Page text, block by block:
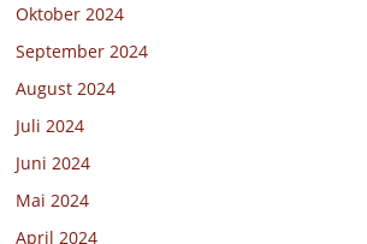
Oktober 2024
September 2024
August 2024
Juli 2024
Juni 2024
Mai 2024
April 2024